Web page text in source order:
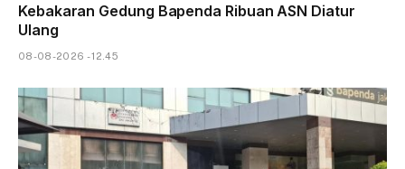
Kebakaran Gedung Bapenda Ribuan ASN Diatur
Ulang
08-08-2026 - 12.45